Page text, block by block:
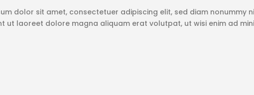
dolor sit amet, consectetuer adipiscing elit, sed diam nonummy
ut laoreet dolore magna aliquam erat volutpat, ut wisi enim ad